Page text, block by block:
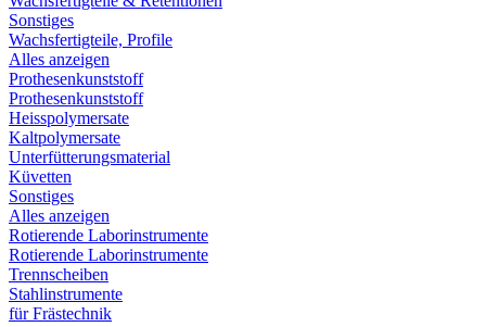
Sonstiges
Wachsfertigteile, Profile
Alles anzeigen
Prothesenkunststoff
Prothesenkunststoff
Heisspolymersate
Kaltpolymersate
Unterfütterungsmaterial
Küvetten
Sonstiges
Alles anzeigen
Rotierende Laborinstrumente
Rotierende Laborinstrumente
Trennscheiben
Stahlinstrumente
für Frästechnik